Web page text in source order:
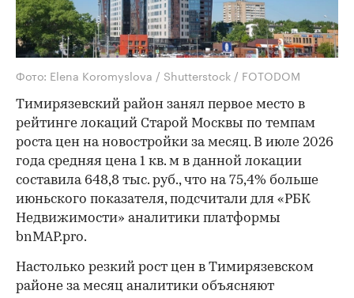
Фото: Elena Koromyslova / Shutterstock / FOTODOM
Тимирязевский район занял первое место в
рейтинге локаций Старой Москвы по темпам
роста цен на новостройки за месяц. В июле 2026
года средняя цена 1 кв. м в данной локации
составила 648,8 тыс. руб., что на 75,4% больше
июньского показателя, подсчитали для «РБК
Недвижимости» аналитики платформы
bnMAP.pro.
Настолько резкий рост цен в Тимирязевском
районе за месяц аналитики объясняют